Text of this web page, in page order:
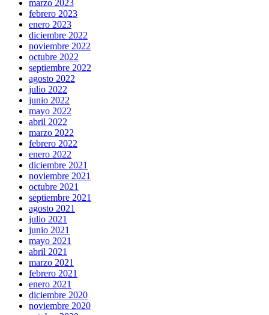
marzo 2023
febrero 2023
enero 2023
diciembre 2022
noviembre 2022
octubre 2022
septiembre 2022
agosto 2022
julio 2022
junio 2022
mayo 2022
abril 2022
marzo 2022
febrero 2022
enero 2022
diciembre 2021
noviembre 2021
octubre 2021
septiembre 2021
agosto 2021
julio 2021
junio 2021
mayo 2021
abril 2021
marzo 2021
febrero 2021
enero 2021
diciembre 2020
noviembre 2020